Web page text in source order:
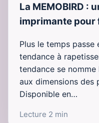
La MEMOBIRD :
imprimante pour
Plus le temps
tendance à
tendance se nomme
aux dimensions des
Disponible en…
Lecture 2 min